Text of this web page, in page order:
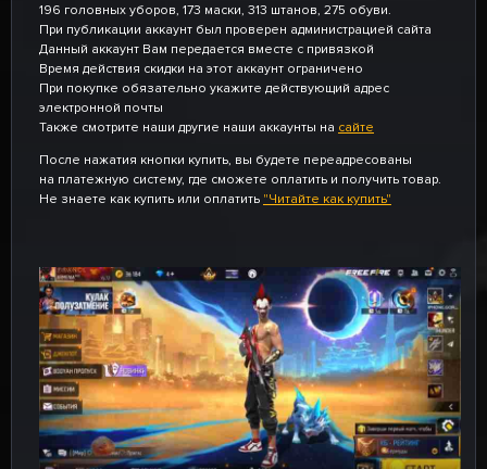
196 головных уборов, 173 маски, 313 штанов, 275 обуви.
При публикации аккаунт был проверен администрацией сайта
Данный аккаунт Вам передается вместе с привязкой
Время действия скидки на этот аккаунт ограничено
При покупке обязательно укажите действующий адрес
электронной почты
Также смотрите наши другие наши аккаунты на сайте
После нажатия кнопки купить, вы будете переадресованы
на платежную систему, где сможете оплатить и получить товар.
Не знаете как купить или оплатить "Читайте как купить"